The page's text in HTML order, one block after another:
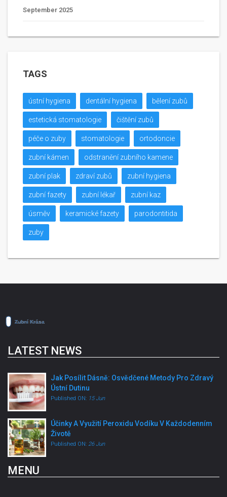
September 2025
TAGS
ústní hygiena dentální hygiena bělení zubů
estetická stomatologie čištění zubů
péče o zuby stomatologie ortodoncie
zubní kámen odstranění zubního kamene
zubní plak zdraví zubů zubní hygiena
zubní fazety zubní lékař zubní kaz
úsměv keramické fazety parodontitida
zuby
LATEST NEWS
Jak Posílit Dásně: Osvědčené Metody Pro Zdravý
Ústní Dutinu
Published ON: 15 Jun
Účinky A Využití Peroxidu Vodíku V Každodenním
Životě
Published ON: 26 Jun
MENU